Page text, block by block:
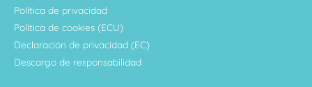
Política de privacidad
Política de cookies (ECU)
Declaración de privacidad (EC)
Descargo de responsabilidad